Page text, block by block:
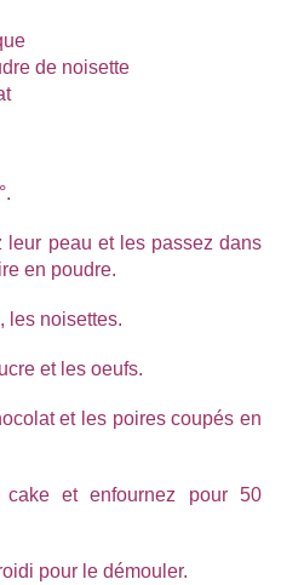
de noisette
leur peau et les passez dans
en poudre.
les noisettes.
et les oeufs.
et les poires coupés en
et enfournez pour 50
pour le démouler.